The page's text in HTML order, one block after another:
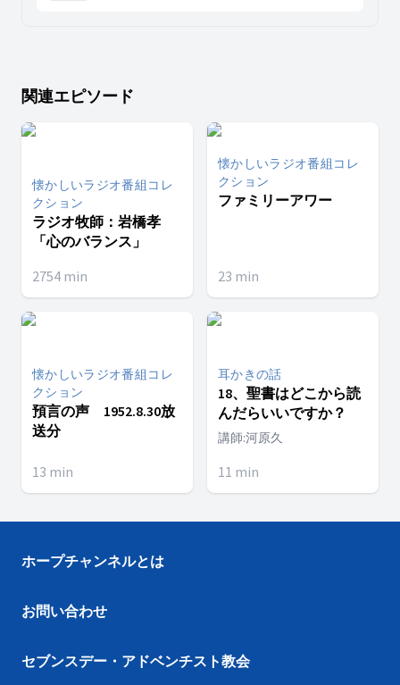
関連エピソード
懐かしいラジオ番組コレ
クション
ラジオ牧師：岩橋孝
「心のバランス」
2754 min
懐かしいラジオ番組コレ
クション
ファミリーアワー
23 min
懐かしいラジオ番組コレ
クション
預言の声 1952.8.30放
送分
13 min
耳かきの話
18、聖書はどこから読
んだらいいですか？
講師:河原久
11 min
ホープチャンネルとは
お問い合わせ
セブンスデー・アドベンチスト教会